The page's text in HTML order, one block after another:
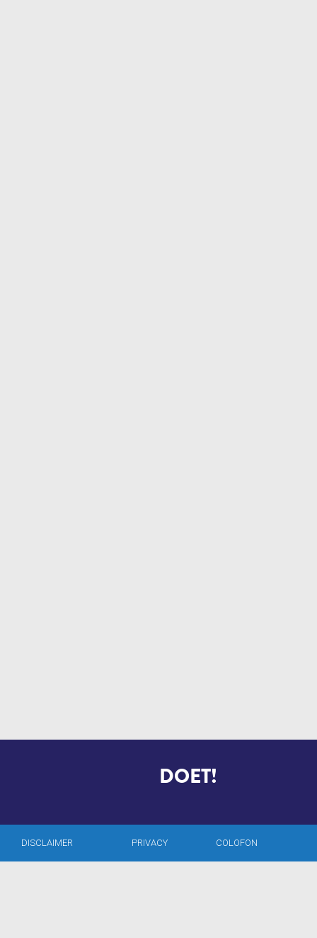
SIDNEYDOET!
DISCLAIMER PRIVACY COLOFON